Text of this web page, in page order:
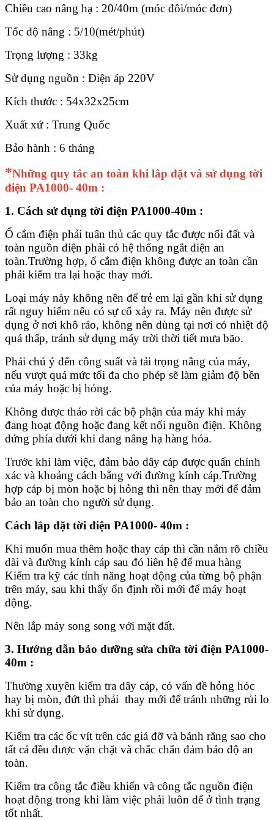
Chiều cao nâng hạ : 20/40m (móc đôi/móc đơn)
Tốc độ nâng : 5/10(mét/phút)
Trọng lượng : 33kg
Sử dụng nguồn : Điện áp 220V
Kích thước : 54x32x25cm
Xuất xứ : Trung Quốc
Bảo hành : 6 tháng
*Những quy tắc an toàn khi lắp đặt và sử dụng tời
điện PA1000- 40m :
1. Cách sử dụng tời điện PA1000-40m :
Ổ cắm điện phải tuân thủ các quy tắc được nối đất và
toàn nguồn điện phải có hệ thống ngắt điện an
toàn.Trường hợp, ổ cắm điện không được an toàn cần
phải kiểm tra lại hoặc thay mới.
Loại máy này không nên để trẻ em lại gần khi sử dụng
rất nguy hiểm nếu có sự cố xảy ra. Máy nên được sử
dụng ở nơi khô ráo, không nên dùng tại nơi có nhiệt độ
quá thấp, tránh sử dụng máy trời thời tiết mưa bão.
Phải chú ý đến công suất và tải trọng nâng của máy,
nếu vượt quá mức tối đa cho phép sẽ làm giảm độ bền
của máy hoặc bị hỏng.
Không được tháo rời các bộ phận của máy khi máy
đang hoạt động hoặc đang kết nối nguồn điện. Không
đứng phía dưới khi đang nâng hạ hàng hóa.
Trước khi làm việc, đảm bảo dây cáp được quấn chính
xác và khoảng cách bằng với đường kính cáp.Trường
hợp cáp bị mòn hoặc bị hỏng thì nên thay mới để đảm
bảo an toàn cho người sử dụng.
Cách lắp đặt tời điện PA1000- 40m :
Khi muốn mua thêm hoặc thay cáp thì cần nắm rõ chiều
dài và đường kính cáp sau đó liên hệ để mua hàng
Kiểm tra kỹ các tính năng hoạt động của từng bộ phận
trên máy, sau khi thấy ổn định rồi mới để máy hoạt
động.
Nên lắp máy song song với mặt đất.
3. Hướng dẫn bảo dưỡng sửa chữa tời điện PA1000-
40m :
Thường xuyên kiểm tra dây cáp, có vấn đề hỏng hóc
hay bị mòn, đứt thì phải thay mới để tránh những rủi lo
khi sử dụng.
Kiểm tra các ốc vít trên các giá đỡ và bánh răng sao cho
tất cả đều được vặn chặt và chắc chắn đảm bảo độ an
toàn.
Kiểm tra công tắc điều khiển và công tắc nguồn điện
hoạt động trong khi làm việc phải luôn để ở tình trạng
tốt nhất.